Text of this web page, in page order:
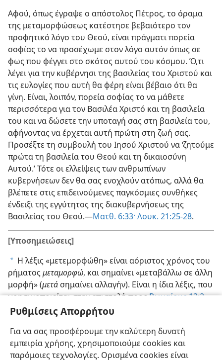
Ρυθμίσεις Απορρήτου
Για να σας προσφέρουμε την καλύτερη δυνατή
εμπειρία χρήσης, χρησιμοποιούμε cookies και
παρόμοιες τεχνολογίες. Ορισμένα cookies είναι
Αφού, όπως έγραψε ο απόστολος Πέτρος, το όραμα
της μεταμορφώσεως κατέστησε βεβαιότερο τον
προφητικό λόγο του Θεού, είναι πράγματι πορεία
σοφίας το να προσέχωμε στον λόγο αυτόν όπως σε
φως που φέγγει στο σκότος αυτού του κόσμου. Ό,τι
λέγει για την κυβέρνησι της βασιλείας του Χριστού και
τις ευλογίες που αυτή θα φέρη είναι βέβαιο ότι θα
γίνη. Είναι, λοιπόν, πορεία σοφίας το να μάθετε
περισσότερα για τον Βασιλέα Χριστό και τη βασιλεία
του και να δώσετε την υποταγή σας στη βασιλεία του,
αφήνοντας να έρχεται αυτή πρώτη στη ζωή σας.
Προσέξτε τη συμβουλή του Ιησού Χριστού να ‘ζητούμε
πρώτα τη βασιλεία του Θεού και τη δικαιοσύνη
Αυτού.’ Τότε οι ελλείψεις των ανθρωπίνων
κυβερνήσεων δεν θα σας ενοχλούν ατόπως, αλλά θα
βλέπετε στις επιδεινούμενες παγκόσμιες συνθήκες
ένδειξι της εγγύτητος της διακυβερνήσεως της
Βασιλείας του Θεού.—Ματθ. 6:33· Λουκ. 21:25-28.
[Υποσημειώσεις]
a Η λέξις «μετεμορφώθη» είναι αόριστος χρόνος του
ρήματος μεταμορφώ, και σημαίνει «μεταβάλλω σε άλλη
μορφή» (μετά σημαίνει αλλαγήν). Είναι η ίδια λέξις, που
χρησιμοποιείται στην επιστολή προςΡωμαίους 12:2,
όπου δίδεται στους Χριστιανούς η νουθεσία
μεταμορφώνεσθε δια της ανακαινίσεως του νοός σας.»
b ΒλέπεΣχόλιοντου Δρος Αδάμ Κλάρκε στο εδάφ.
Ματθαίος 17:3.